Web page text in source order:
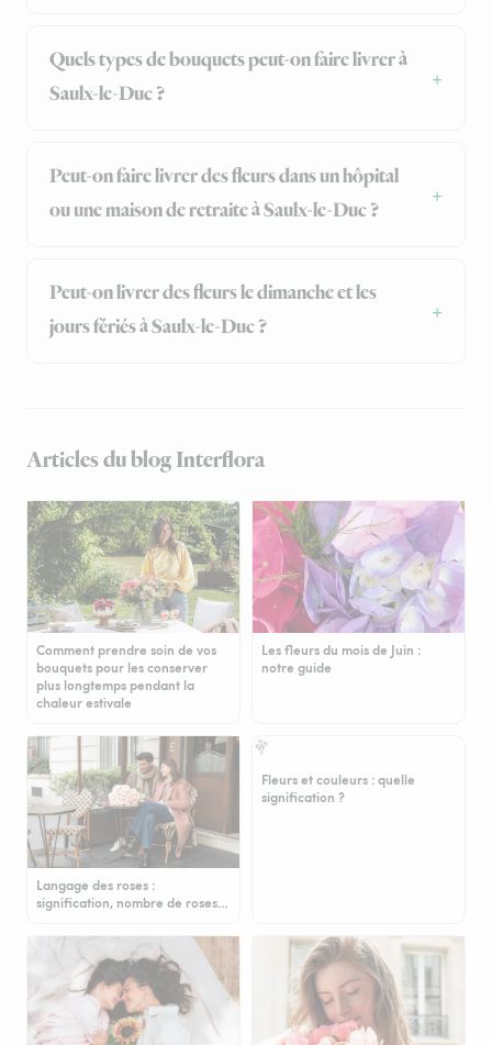
Quels types de bouquets peut-on faire livrer à
Saulx-le-Duc ?
Peut-on faire livrer des fleurs dans un hôpital
ou une maison de retraite à Saulx-le-Duc ?
Peut-on livrer des fleurs le dimanche et les
jours fériés à Saulx-le-Duc ?
Articles du blog Interflora
Comment prendre soin de vos
bouquets pour les conserver
plus longtemps pendant la
chaleur estivale
Les fleurs du mois de Juin :
notre guide
Langage des roses :
signification, nombre de roses…
Fleurs et couleurs : quelle
signification ?